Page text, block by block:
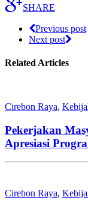
SHARE
Previous post
Next post
Related Articles
Cirebon Raya,
Pekerjakan
Apresiasi
Cirebon Raya,